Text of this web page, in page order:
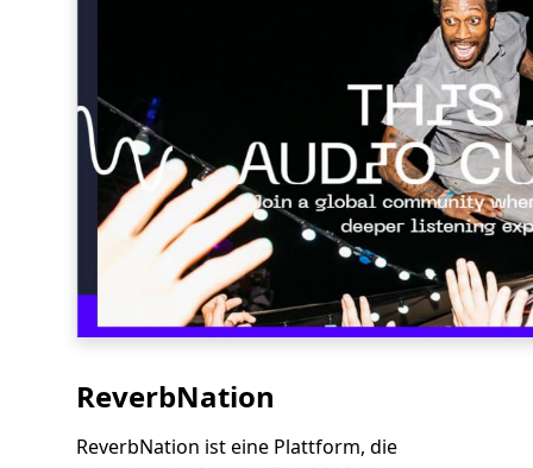
ReverbNation
ReverbNation ist eine Plattform, die